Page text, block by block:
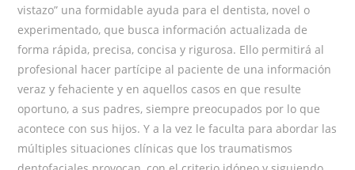
vistazo” una formidable ayuda para el dentista, novel o
experimentado, que busca información actualizada de
forma rápida, precisa, concisa y rigurosa. Ello permitirá al
profesional hacer partícipe al paciente de una información
veraz y fehaciente y en aquellos casos en que resulte
oportuno, a sus padres, siempre preocupados por lo que
acontece con sus hijos. Y a la vez le faculta para abordar las
múltiples situaciones clínicas que los traumatismos